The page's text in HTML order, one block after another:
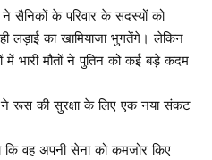
के परिवार के सदस्यों को
लड़ाई का खामियाजा भुगतेंगे। लेकिन
भारी मौतों ने पुतिन को कई बड़े कदम
ने रूस की सुरक्षा के लिए एक नया संकट
वह अपनी सेना को कमजोर किए